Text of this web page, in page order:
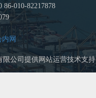
86-010-82217878
网
限公司提供网站运营技术支持